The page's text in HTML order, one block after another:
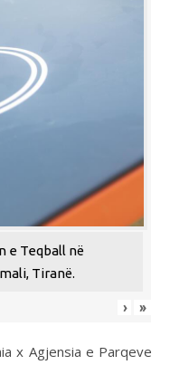
e Teqball në
Tiranë.
› »
x Agjensia e Parqeve